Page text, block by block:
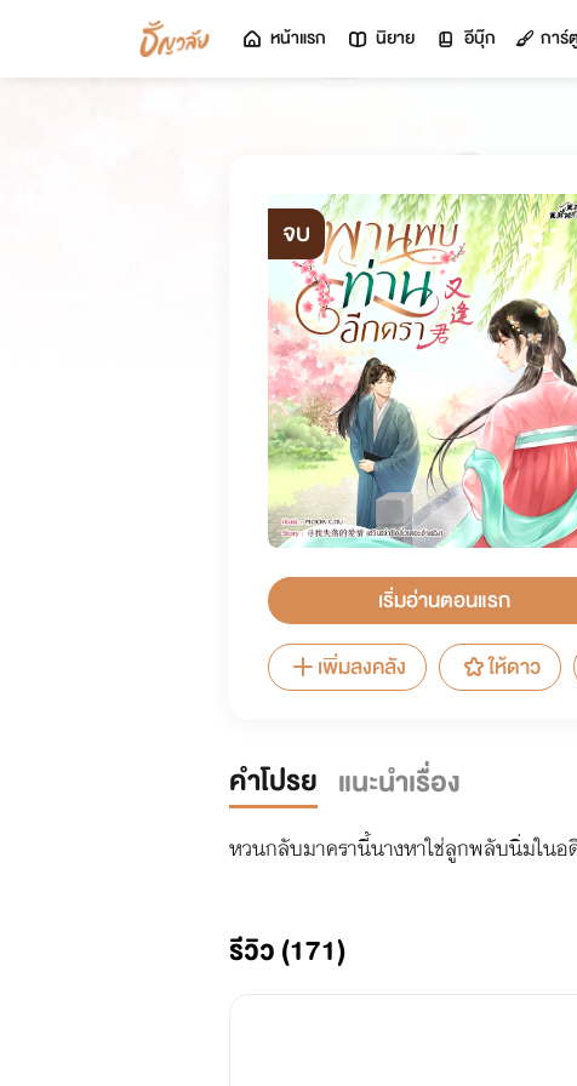
หน้าแรก นิยาย อีบุ๊ก การ์
จบ
เริ่มอ่านตอนแรก
เพิ่มลงคลัง
ให้ดาว
คำโปรย แนะนำเรื่อง
หวนกลับมาครานี้นางหาใช่ลูกพลับนิ่มในอ
รีวิว (171)